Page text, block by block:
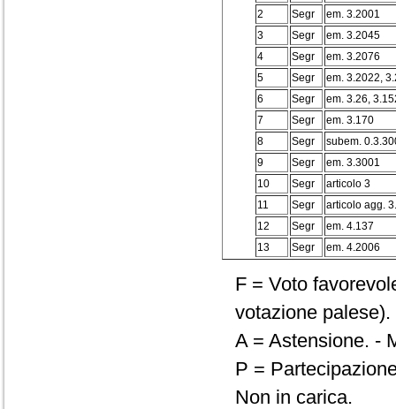
2
Segr
em. 3.2001
3
Segr
em. 3.2045
4
Segr
em. 3.2076
5
Segr
em. 3.2022,
6
Segr
em. 3.26,
7
Segr
em. 3.170
8
Segr
subem.
9
Segr
em. 3.3001
10
Segr
articolo 3
11
Segr
articolo agg.
12
Segr
em. 4.137
13
Segr em. 4.2006
F = Voto
votazione
A = Astensione. -
P =
Non in carica.